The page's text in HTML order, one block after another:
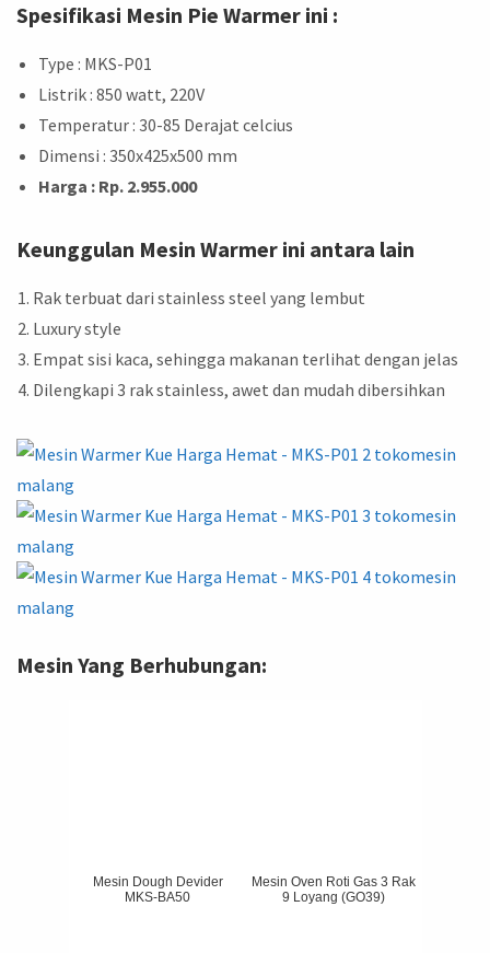
Spesifikasi Mesin Pie Warmer ini :
Type : MKS-P01
Listrik : 850 watt, 220V
Temperatur : 30-85 Derajat celcius
Dimensi : 350x425x500 mm
Harga : Rp. 2.955.000
Keunggulan Mesin Warmer ini antara lain
Rak terbuat dari stainless steel yang lembut
Luxury style
Empat sisi kaca, sehingga makanan terlihat dengan jelas
Dilengkapi 3 rak stainless, awet dan mudah dibersihkan
Mesin Yang Berhubungan:
Mesin Dough Devider
MKS-BA50
Mesin Oven Roti Gas 3 Rak
9 Loyang (GO39)